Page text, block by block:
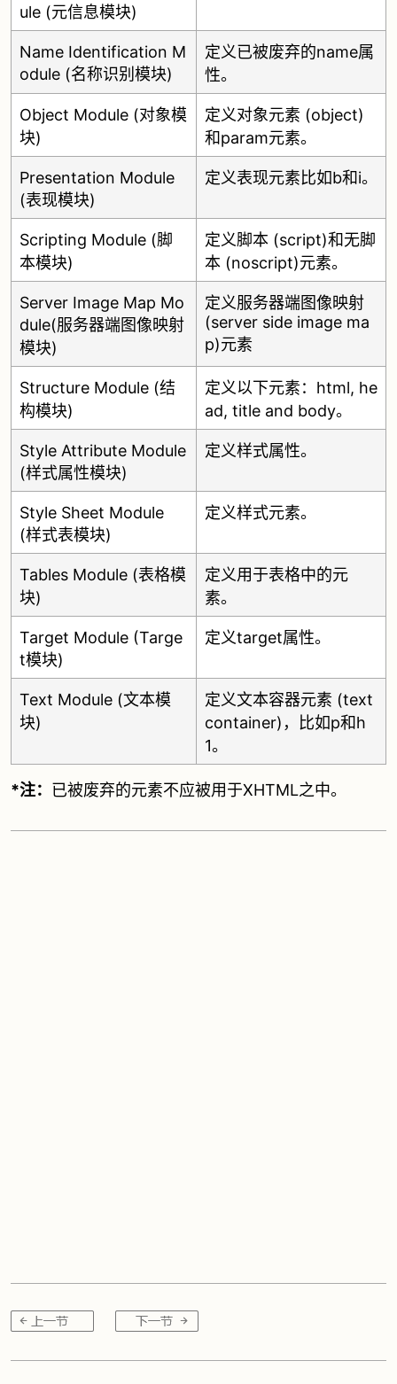
ule (元信息模块)
Name Identification M
odule (名称识别模块)
定义已被废弃的name属
性。
Object Module (对象模
块)
定义对象元素 (object)
和param元素。
Presentation Module
(表现模块)
定义表现元素比如b和i。
Scripting Module (脚
本模块)
定义脚本 (script)和无脚
本 (noscript)元素。
Server Image Map Mo
dule(服务器端图像映射
模块)
定义服务器端图像映射
(server side image ma
p)元素
Structure Module (结
构模块)
定义以下元素：html, he
ad, title and body。
Style Attribute Module
(样式属性模块)
定义样式属性。
Style Sheet Module
(样式表模块)
定义样式元素。
Tables Module (表格模
块)
定义用于表格中的元
素。
Target Module (Targe
t模块)
定义target属性。
Text Module (文本模
块)
定义文本容器元素 (text
container)，比如p和h
1。
*注： 已被废弃的元素不应被用于XHTML之中。